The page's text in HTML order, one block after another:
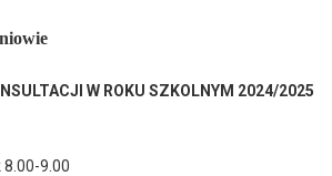
W ROKU SZKOLNYM 2024/2025
9.00